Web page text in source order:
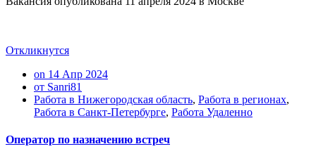
Откликнутся
on 14 Апр 2024
от Sanri81
Работа в Нижегородская область, Работа в регионах,
Работа в Санкт-Петербурге, Работа Удаленно
Оператор по назначению встреч